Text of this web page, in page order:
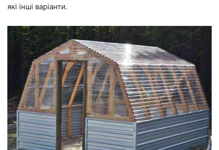
які інші варіанти.